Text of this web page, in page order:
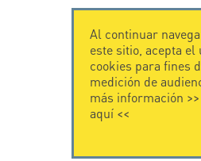
Al continuar
este sitio, acepta el
cookies para fines
medición de
más información >>
aquí<<